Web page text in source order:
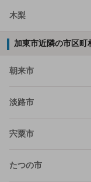
木梨
加東市近隣の市区町
朝来市
淡路市
宍粟市
たつの市